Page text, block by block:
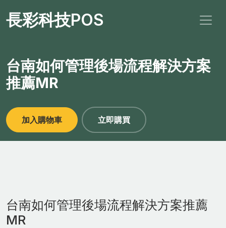
長彩科技POS
台南如何管理後場流程解決方案
推薦MR
加入購物車 立即購買
台南如何管理後場流程解決方案推薦
MR